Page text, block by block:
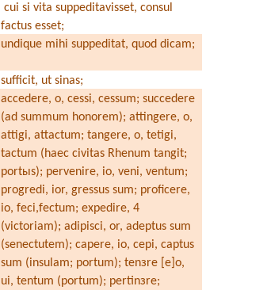
cui si vita suppeditavisset, consul
factus esset;
undique mihi suppeditat, quod dicam;
sufficit, ut sinas;
accedere, o, cessi, cessum; succedere
(ad summum honorem); attingere, o,
attigi, attactum; tangere, o, tetigi,
tactum (haec civitas Rhenum tangit;
portыs); pervenire, io, veni, ventum;
progredi, ior, gressus sum; proficere,
io, feci,fectum; expedire, 4
(victoriam); adipisci, or, adeptus sum
(senectutem); capere, io, cepi, captus
sum (insulam; portum); tenзre [e]o,
ui, tentum (portum); pertinзre;